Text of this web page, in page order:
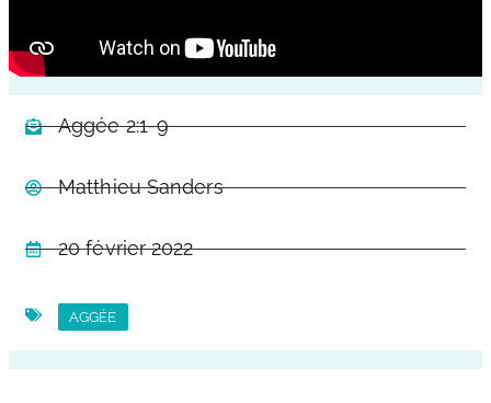
Aggée 2:1-9
Matthieu Sanders
20 février 2022
AGGÉE